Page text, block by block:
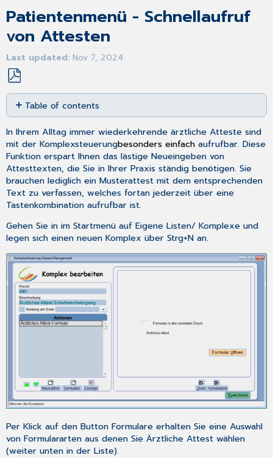
Patientenmenü - Schnellaufruf
von Attesten
Last updated Nov 7, 2024
Save
as
PDF
Table of contents
No
headers
In Ihrem Alltag immer wiederkehrende ärztliche Atteste sind
mit derKomplexsteuerungbesonders einfach aufrufbar. Diese
Funktion erspart Ihnen das lästige Neueingeben von
Attesttexten, die Sie in Ihrer Praxis ständig benötigen. Sie
brauchen lediglich ein Musterattest mit dem entsprechenden
Text zu verfassen, welches fortan jederzeit über eine
Tastenkombination aufrufbar ist.
Gehen Sie in im Startmenü aufEigene Listen/Komplexe und
legen sich einen neuen Komplex überStrg+N an.
Per Klick auf den ButtonFormulare erhalten Sie eine Auswahl
von Formulararten aus denen SieÄrztliche Attest wählen
(weiter unten in der Liste).